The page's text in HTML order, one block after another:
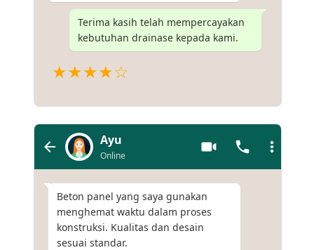
Terima kasih telah mempercayakan
kebutuhan drainase kepada kami.
★★★★☆
Ayu
Online
Beton panel yang saya gunakan
menghemat waktu dalam proses
konstruksi. Kualitas dan desain
sesuai standar.